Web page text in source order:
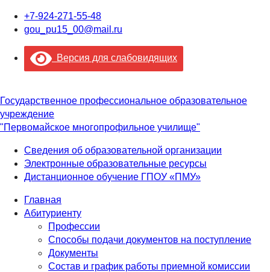
+7-924-271-55-48
gou_pu15_00@mail.ru
Версия для слабовидящих
Государственное профессиональное образовательное
учреждение
"Первомайское многопрофильное училище"
Сведения об образовательной организации
Электронные образовательные ресурсы
Дистанционное обучение ГПОУ «ПМУ»
Главная
Абитуриенту
Профессии
Способы подачи документов на поступление
Документы
Состав и график работы приемной комиссии